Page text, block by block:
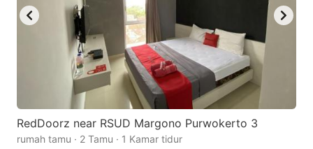
get
the
keyboard
shortcuts
for
changing
dates.
the
keyboard
shortcuts
for
changing
RedDoorz near RSUD Margono Purwokerto 3
rumah tamu · 2 Tamu · 1 Kamar tidur